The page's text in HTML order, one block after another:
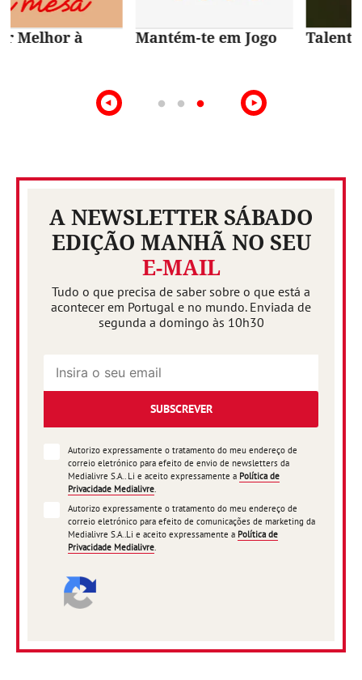
Talentos de Lisboa
10ª Edição Prémio
A NEWSLETTER SÁBADO
EDIÇÃO MANHÃ NO SEU
E-MAIL
Tudo o que precisa de saber sobre o que está a
acontecer em Portugal e no mundo. Enviada de
segunda a domingo às 10h30
SUBSCREVER
Autorizo expressamente o tratamento do meu endereço de
correio eletrónico para efeito de envio de newsletters da
Medialivre S.A.. Li e aceito expressamente a Política de
Privacidade Medialivre
Autorizo expressamente o tratamento do meu endereço de
correio eletrónico para efeito de comunicações de marketing da
Medialivre S.A..Li e aceito expressamente a Política de
Privacidade Medialivre